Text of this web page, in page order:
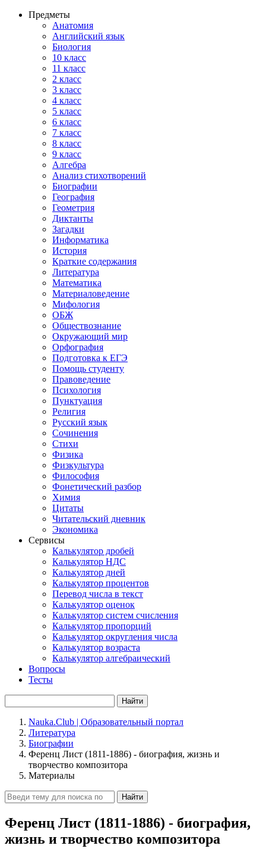
Предметы
Анатомия
Английский язык
Биология
10 класс
11 класс
2 класс
3 класс
4 класс
5 класс
6 класс
7 класс
8 класс
9 класс
Алгебра
Анализ стихотворений
Биографии
География
Геометрия
Диктанты
Загадки
Информатика
История
Краткие содержания
Литература
Математика
Материаловедение
Мифология
ОБЖ
Обществознание
Окружающий мир
Орфография
Подготовка к ЕГЭ
Помощь студенту
Правоведение
Психология
Пунктуация
Религия
Русский язык
Сочинения
Стихи
Физика
Физкультура
Философия
Фонетический разбор
Химия
Цитаты
Читательский дневник
Экономика
Сервисы
Калькулятор дробей
Калькулятор НДС
Калькулятор дней
Калькулятор процентов
Перевод числа в текст
Калькулятор оценок
Калькулятор систем счисления
Калькулятор пропорций
Калькулятор округления числа
Калькулятор возраста
Калькулятор алгебраический
Вопросы
Тесты
Найти
Nauka.Club | Образовательный портал
Литература
Биографии
Ференц Лист (1811-1886) - биография, жизнь и
творчество композитора
Материалы
Найти
Ференц Лист (1811-1886) - биография,
жизнь и творчество композитора